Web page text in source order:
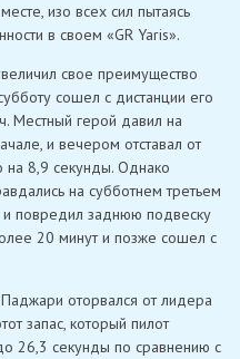
изо всех сил пытаясь
в своем «GR Yaris».
свое преимущество
сошел с дистанции его
Местный герой давил на
и вечером отставал от
на 8,9 секунды. Однако
на субботнем третьем
и повредил заднюю подвеску
20 минут и позже сошел с
оторвался от лидера
запас, который пилот
26,3 секунды по сравнению с